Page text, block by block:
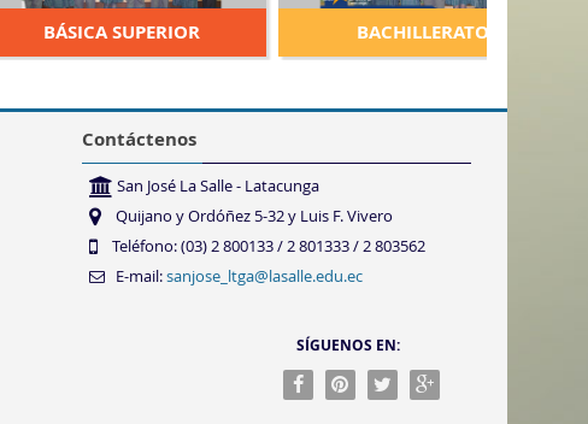
BÁSICA SUPERIOR BACHILLERATO
Contáctenos
San José La Salle - Latacunga
Quijano y Ordóñez 5-32 y Luis F. Vivero
Teléfono: (03) 2 800133 / 2 801333 / 2 803562
E-mail:sanjose_ltga@lasalle.edu.ec
SÍGUENOS EN: